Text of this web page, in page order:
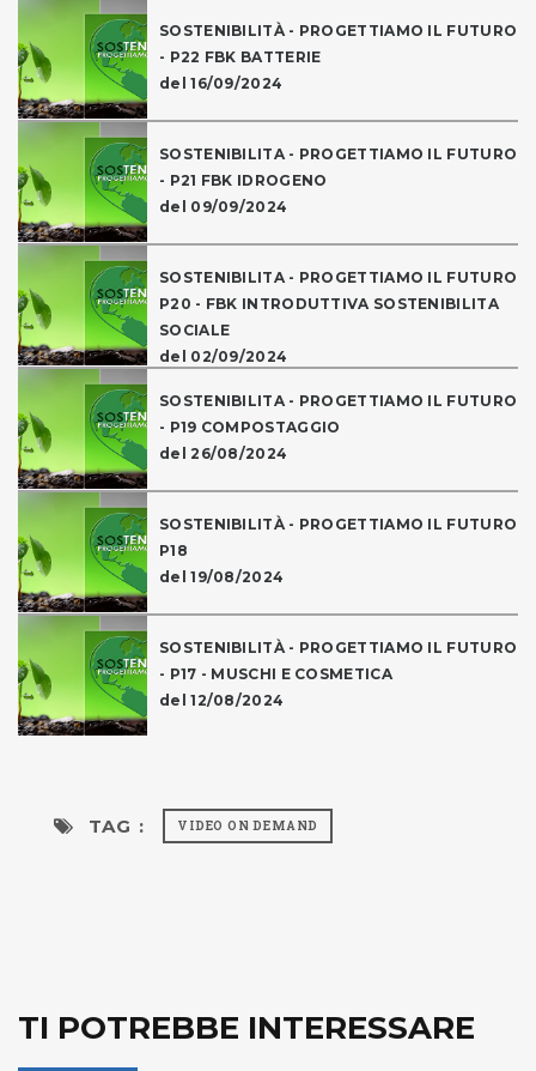
SOSTENIBILITÀ - PROGETTIAMO IL FUTURO
- P22 FBK BATTERIE
del 16/09/2024
SOSTENIBILITA - PROGETTIAMO IL FUTURO
- P21 FBK IDROGENO
del 09/09/2024
SOSTENIBILITA - PROGETTIAMO IL FUTURO
P20 - FBK INTRODUTTIVA SOSTENIBILITA
SOCIALE
del 02/09/2024
SOSTENIBILITA - PROGETTIAMO IL FUTURO
- P19 COMPOSTAGGIO
del 26/08/2024
SOSTENIBILITÀ - PROGETTIAMO IL FUTURO
P18
del 19/08/2024
SOSTENIBILITÀ - PROGETTIAMO IL FUTURO
- P17 - MUSCHI E COSMETICA
del 12/08/2024
TAG : VIDEO ON DEMAND
TI POTREBBE INTERESSARE